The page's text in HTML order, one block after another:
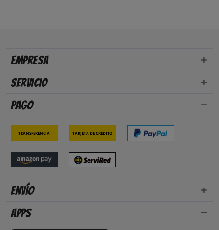
Empresa
Servicio
Pago
Transferencia Tarjeta de crédito
Envío
Apps